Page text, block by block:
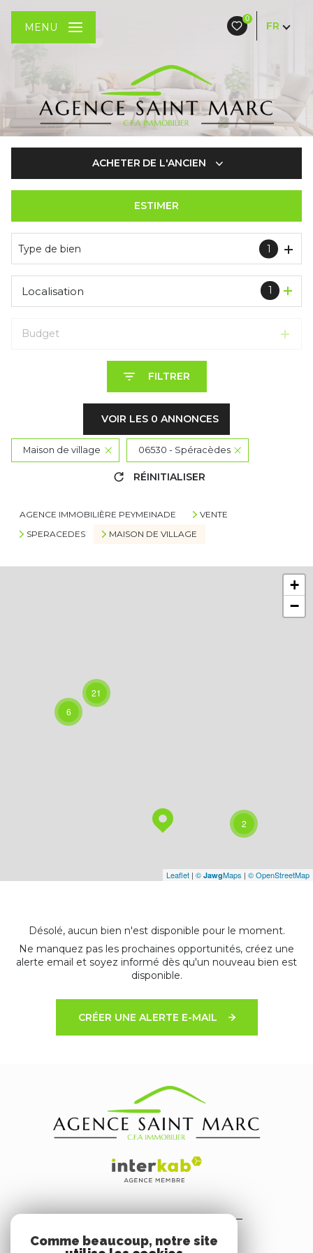
0
FR
MENU
ACHETER DE L'ANCIEN
ESTIMER
Type de bien 1
1
Localisation
Budget
FILTRER
VOIR LES 0 ANNONCES
Maison de village 06530 - Spéracèdes
RÉINITIALISER
AGENCE IMMOBILIÈRE PEYMEINADE
VENTE
SPERACEDES
MAISON DE VILLAGE
2
6
21
+
−
Leaflet | © JawgMaps | © OpenStreetMap
Désolé, aucun bien n'est disponible pour le moment.
Ne manquez pas les prochaines opportunités, créez une
alerte email et soyez informé dès qu'un nouveau bien est
disponible.
CRÉER UNE ALERTE E-MAIL
3 Avenue du Dr Belletrud
Comme beaucoup, notre site